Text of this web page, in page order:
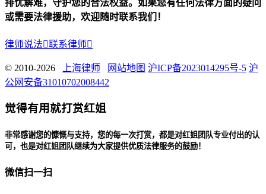
排忧解难，守护您的合法权益。如果您有任何法律方面的疑问
或需要法律援助，欢迎随时联系我们！
律师说法联系律师
© 2010-2026 上海律师 网站地图 沪ICP备2023014295号-5 沪
公网安备31010702008442
觉得有用就打赏红姐
非常感谢您的慷慨与支持，您的每一次打赏，都是对红姐团队专业付出的认
可，也是对红姐团队继续为大家提供优质法律服务的鼓励！
微信扫一扫